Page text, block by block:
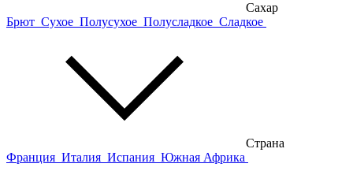
Сахар
Брют Сухое Полусухое Полусладкое Сладкое
Страна
Франция Италия Испания Южная Африка